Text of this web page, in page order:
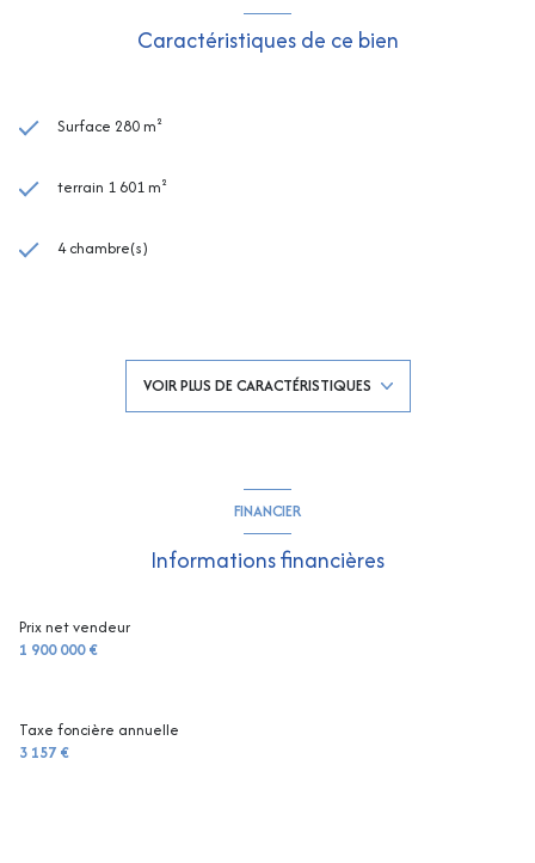
Caractéristiques de ce bien
Surface 280 m²
terrain 1 601 m²
4 chambre(s)
Chauffage individuel : air pulsé (climatisation)
1 niveau(x)
VOIR PLUS DE CARACTÉRISTIQUES
FINANCIER
Informations financières
Prix net vendeur
1 900 000 €
Taxe foncière annuelle
3 157 €